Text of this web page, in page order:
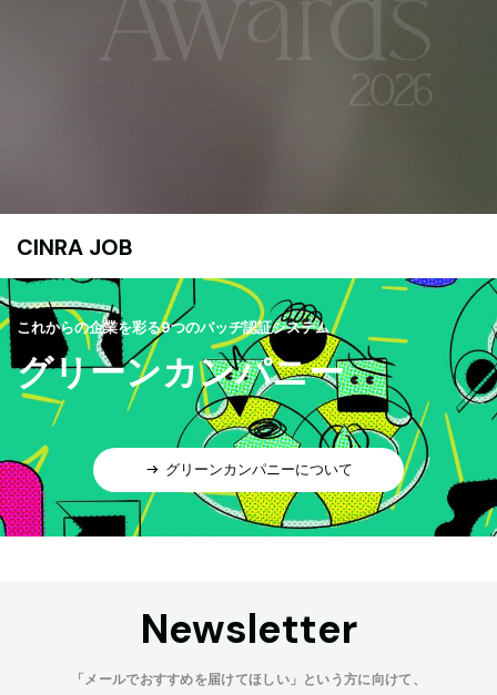
CINRA JOB
これからの企業を彩る9つのバッヂ認証システム
グリーンカンパニー
グリーンカンパニーについて
Newsletter
「メールでおすすめを届けてほしい」という方に向けて、